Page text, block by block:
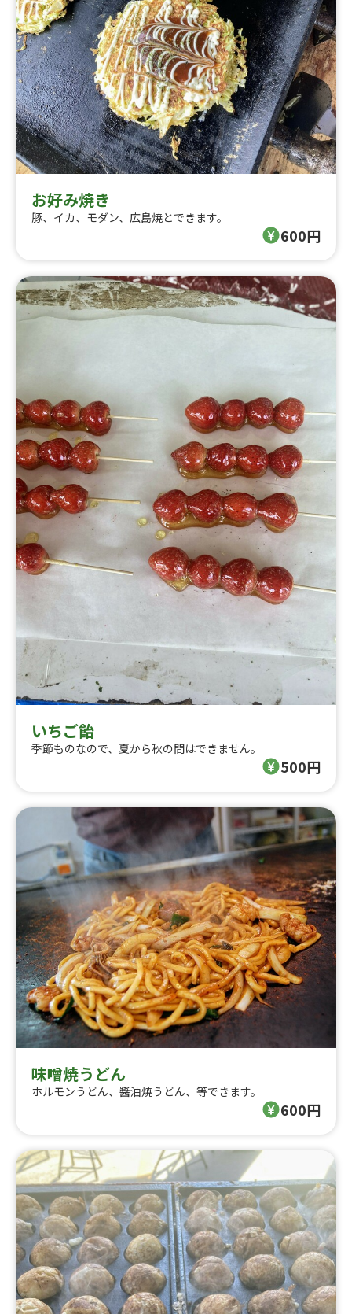
お好み焼き
豚、イカ、モダン、広島焼とできます。
600円
いちご飴
季節ものなので、夏から秋の間はできません。
500円
味噌焼うどん
ホルモンうどん、醬油焼うどん、等できます。
600円